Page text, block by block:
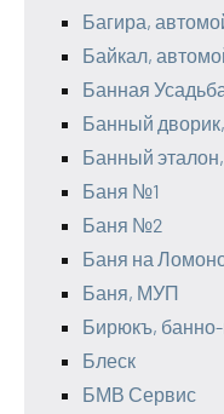
Багира,
Байкал,
Банная
Банный
Банный
Баня №1
Баня №2
Баня на
Баня, МУП
Бирюкъ,
Блеск
БМВ Сервис